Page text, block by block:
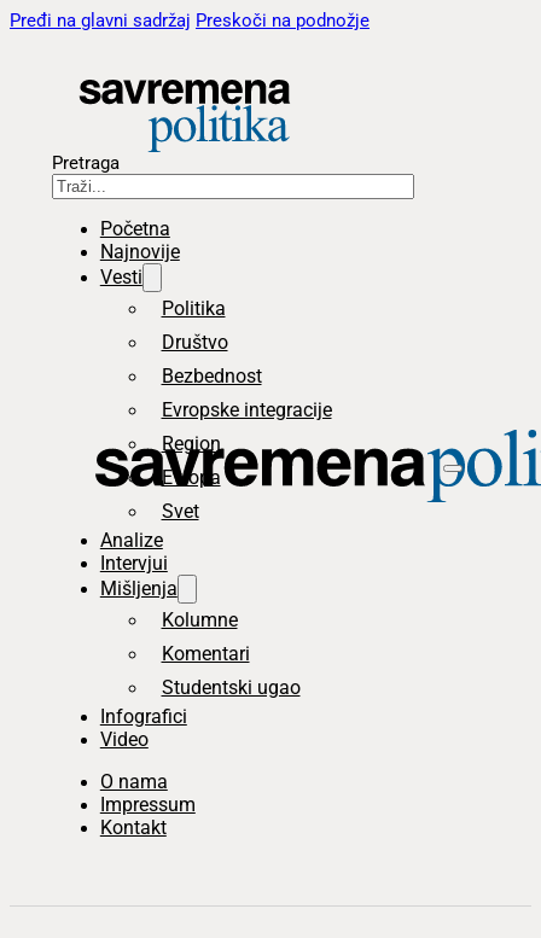
Pređi na glavni sadržaj Preskoči na podnožje
Pretraga
Početna
Najnovije
Vesti
Politika
Društvo
Bezbednost
Evropske integracije
Region
Evropa
Svet
Analize
Intervjui
Mišljenja
Kolumne
Komentari
Studentski ugao
Infografici
Video
O nama
Impressum
Kontakt